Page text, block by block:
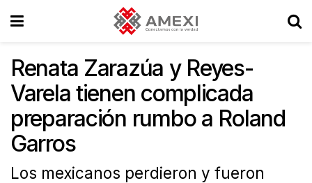
Renata Zarazúa y Reyes-
Varela tienen complicada
preparación rumbo a Roland
Garros
Los mexicanos perdieron y fueron